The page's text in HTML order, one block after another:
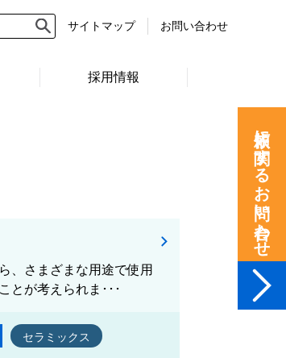
サイトマップ お問い合わせ
採用情報
、さまざまな用途で使用
とが考えられま･･･
セラミックス
依頼に関するお問い合わせ